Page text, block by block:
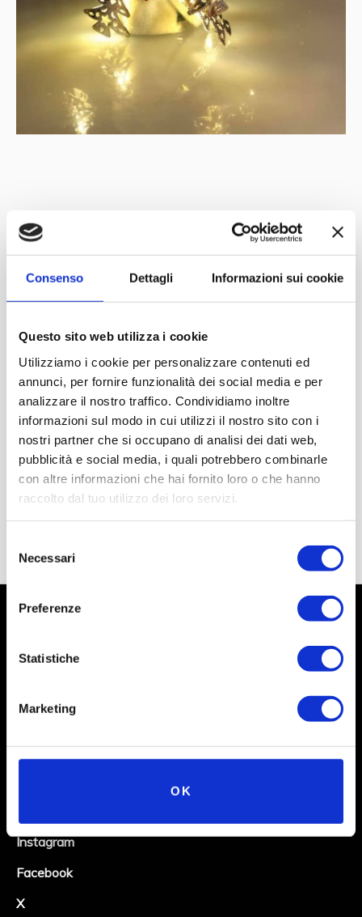
Consenso Dettagli Informazioni sui cookie
Questo sito web utilizza i cookie
Utilizziamo i cookie per personalizzare contenuti ed
annunci, per fornire funzionalità dei social media e per
analizzare il nostro traffico. Condividiamo inoltre
informazioni sul modo in cui utilizzi il nostro sito con i
nostri partner che si occupano di analisi dei dati web,
pubblicità e social media, i quali potrebbero combinarle
con altre informazioni che hai fornito loro o che hanno
raccolto dal tuo utilizzo dei loro servizi.
del
consenso
Necessari
Preferenze
Statistiche
Marketing
OK
Mit der Unterstützung von Netzwerk
Instagram
Facebook
X